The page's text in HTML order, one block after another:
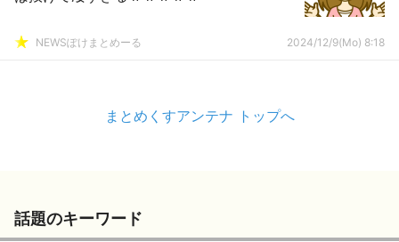
NEWSぽけまとめーる 2024/12/9(Mo) 8:18
まとめくすアンテナ トップへ
話題のキーワード